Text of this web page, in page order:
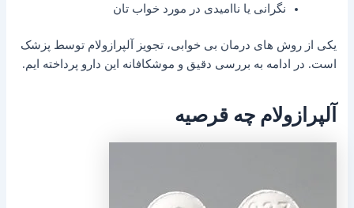
نگرانی یا ناامیدی در مورد خواب تان
یکی از روش های درمان بی خوابی، تجویز آلپرازولام توسط پزشک
است. در ادامه به بررسی دقیق و موشکافانه این دارو پرداخته ایم.
آلپرازولام چه قرصیه